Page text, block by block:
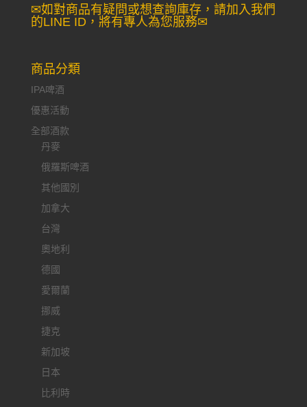
✉如對商品有疑問或想查詢庫存，請加入我們
的LINE ID，將有專人為您服務✉
商品分類
IPA啤酒
優惠活動
全部酒款
丹麥
俄羅斯啤酒
其他國別
加拿大
台灣
奧地利
德國
愛爾蘭
挪威
捷克
新加坡
日本
比利時